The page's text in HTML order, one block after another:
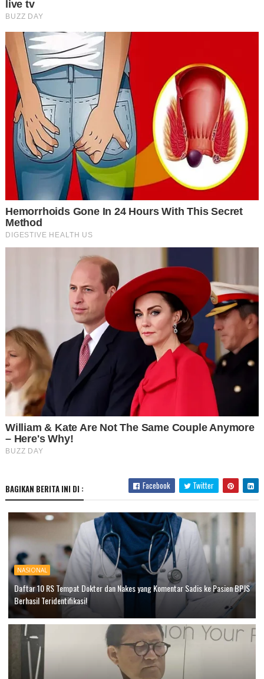
BAGIKAN BERITA INI DI : Facebook Twitter
NASIONAL
Daftar 10 RS Tempat Dokter dan Nakes yang Komentar Sadis ke Pasien BPJS
Berhasil Teridentifikasi!